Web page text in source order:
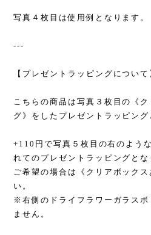
写真４枚目は使用例となります。
---
【プレゼントラッピングについて
こちらの商品は写真３枚目の《
グ》をしたプレゼントラッピング
+110円で写真５枚目の右のよう
れてのプレゼントラッピングとな
ご希望の場合は《クリアボック
い。
※右側のドライフラワーガラスボ
ません。